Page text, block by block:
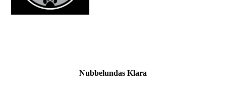
Nubbelundas Klara